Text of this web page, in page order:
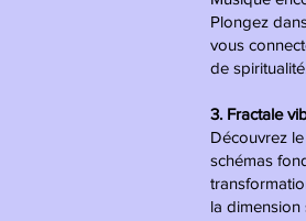
Plongez
vous
de
3. Fractale
Découvrez
schémas
la dimension